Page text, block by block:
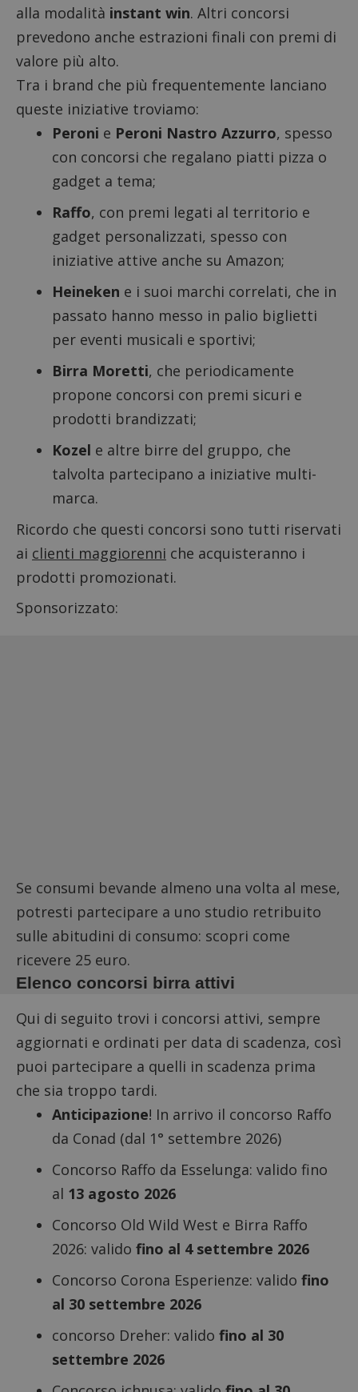
alla modalità instant win. Altri concorsi
prevedono anche estrazioni finali con premi di
valore più alto.
Tra i brand che più frequentemente lanciano
queste iniziative troviamo:
Peroni e Peroni Nastro Azzurro, spesso
con concorsi che regalano piatti pizza o
gadget a tema;
Raffo, con premi legati al territorio e
gadget personalizzati, spesso con
iniziative attive anche su Amazon;
Heineken e i suoi marchi correlati, che in
passato hanno messo in palio biglietti
per eventi musicali e sportivi;
Birra Moretti, che periodicamente
propone concorsi con premi sicuri e
prodotti brandizzati;
Kozel e altre birre del gruppo, che
talvolta partecipano a iniziative multi-
marca.
Ricordo che questi concorsi sono tutti riservati
ai clienti maggiorenni che acquisteranno i
prodotti promozionati.
Sponsorizzato:
Se consumi bevande almeno una volta al mese,
potresti partecipare a uno studio retribuito
sulle abitudini di consumo: scopri come
ricevere 25 euro.
Elenco concorsi birra attivi
Qui di seguito trovi i concorsi attivi, sempre
aggiornati e ordinati per data di scadenza, così
puoi partecipare a quelli in scadenza prima
che sia troppo tardi.
Anticipazione! In arrivo il concorso Raffo
da Conad (dal 1° settembre 2026)
Concorso Raffo da Esselunga: valido fino
al 13 agosto 2026
Concorso Old Wild West e Birra Raffo
2026: valido fino al 4 settembre 2026
Concorso Corona Esperienze: valido fino
al 30 settembre 2026
concorso Dreher: valido fino al 30
settembre 2026